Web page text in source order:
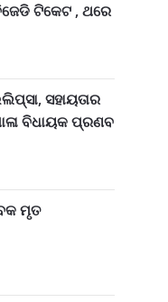
ଟିକେଟ , ଥରେ
ସହାୟତାର
ବିଧାୟକ ପ୍ରଣବ
ମୃତ